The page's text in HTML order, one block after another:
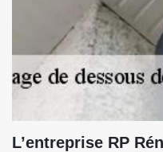
L’entreprise RP